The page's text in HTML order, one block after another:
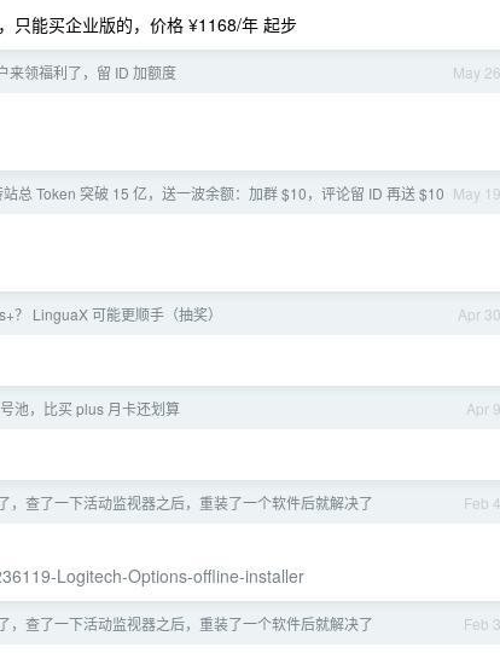
只能买企业版的，价格 ¥1168/年 起步
May 26
来领福利了，留 ID 加额度
May 19
总 Token 突破 15 亿，送一波余额：加群 $10，评论留 ID 再送 $10
Apr 30
？ LinguaX 可能更顺手（抽奖）
Apr 9
池，比买 plus 月卡还划算
Feb 4
，查了一下活动监视器之后，重装了一个软件后就解决了
Logitech-Options-offline-installer
Feb 3
，查了一下活动监视器之后，重装了一个软件后就解决了